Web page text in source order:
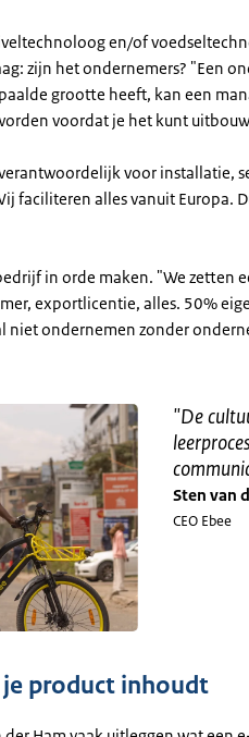
en/of
zijn het ondernemers? "Een
grootte heeft, kan een
voordat je het kunt
voor installatie,
faciliteren alles vanuit Europa.
in orde maken. "We zetten
exportlicentie, alles. 50%
niet ondernemen zonder
"De
Sten van
CEO Ebee
product inhoudt